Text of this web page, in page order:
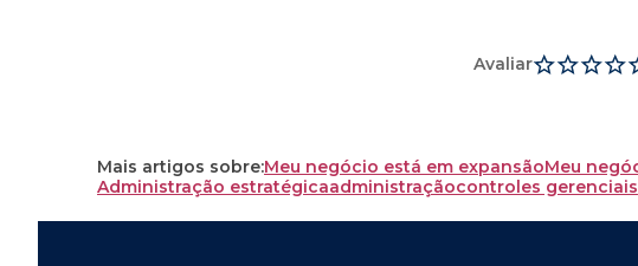
Avaliar
Mais artigos sobre:Meu negócio está em expansãoMeu
Administração estratégicaadministraçãocontroles gerenciais